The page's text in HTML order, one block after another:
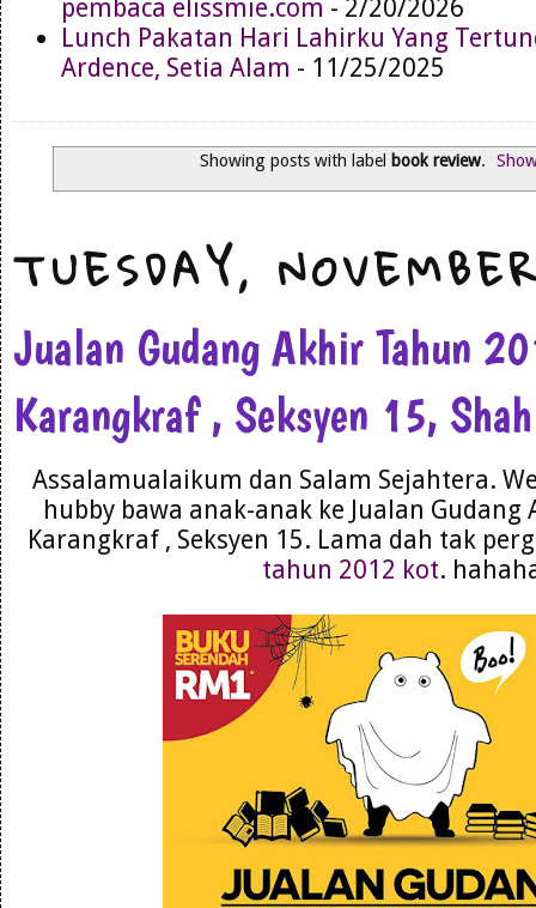
pembaca elissmie.com - 2/20/2026
Lunch Pakatan Hari Lahirku Yang
Ardence, Setia Alam - 11/25/2025
Showing posts with label book review.
TUESDAY,
Jualan Gudang Akhir Tahun
Karangkraf , Seksyen 15,
Assalamualaikum dan Salam Sejahtera.
hubby bawa anak-anak ke Jualan Gudang
Karangkraf , Seksyen 15. Lama dah tak
tahun 2012 kot.